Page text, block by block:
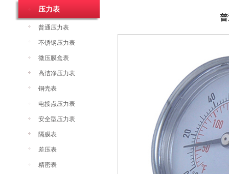
压力表
普通压力表
不锈钢压力表
微压膜盒表
高洁净压力表
铜壳表
电接点压力表
安全型压力表
隔膜表
差压表
精密表